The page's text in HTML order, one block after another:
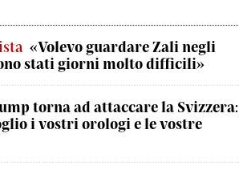
«Volevo guardare Zali negli
stati giorni molto difficili»
torna ad attaccare la Svizzera:
i vostri orologi e le vostre